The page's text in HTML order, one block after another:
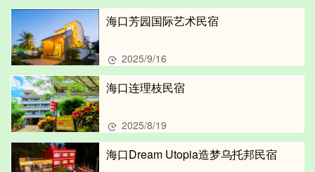
海口芳园国际艺术民宿
2025/9/16
海口连理枝民宿
2025/8/19
海口Dream Utopia造梦乌托邦民宿